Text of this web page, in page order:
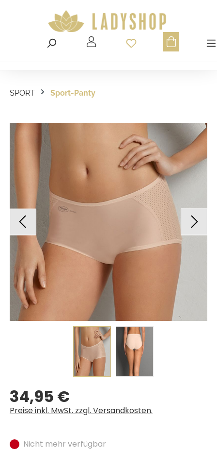
Du hast 0
SPORT Sport-Panty
Bildergalerie überspringen
Regulärer Preis:
34,95 €
Preise inkl. MwSt. zzgl. Versandkosten.
Nicht mehr verfügbar